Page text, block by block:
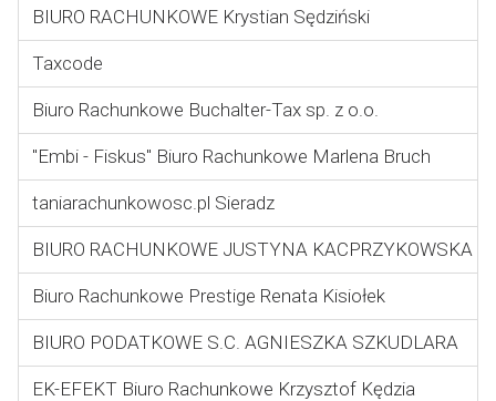
BIURO RACHUNKOWE Krystian Sędziński
Taxcode
Biuro Rachunkowe Buchalter-Tax sp. z o.o.
"Embi - Fiskus" Biuro Rachunkowe Marlena Bruch
taniarachunkowosc.pl Sieradz
BIURO RACHUNKOWE JUSTYNA KACPRZYKOWSKA
Biuro Rachunkowe Prestige Renata Kisiołek
BIURO PODATKOWE S.C. AGNIESZKA SZKUDLARA
EK-EFEKT Biuro Rachunkowe Krzysztof Kędzia